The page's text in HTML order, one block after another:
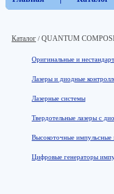
Каталог / QUANTUM
Оригинальные и
Лазеры и диодные
Лазерные системы
Твердотельные лазеры с
Высокоточные импульсные
Цифровые генераторы